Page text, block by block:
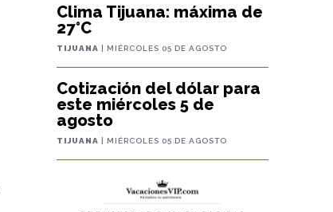
Clima Tijuana: máxima de
27°C
TIJUANA | MIÉRCOLES 05 DE AGOSTO
Cotización del dólar para
este miércoles 5 de
agosto
TIJUANA | MIÉRCOLES 05 DE AGOSTO